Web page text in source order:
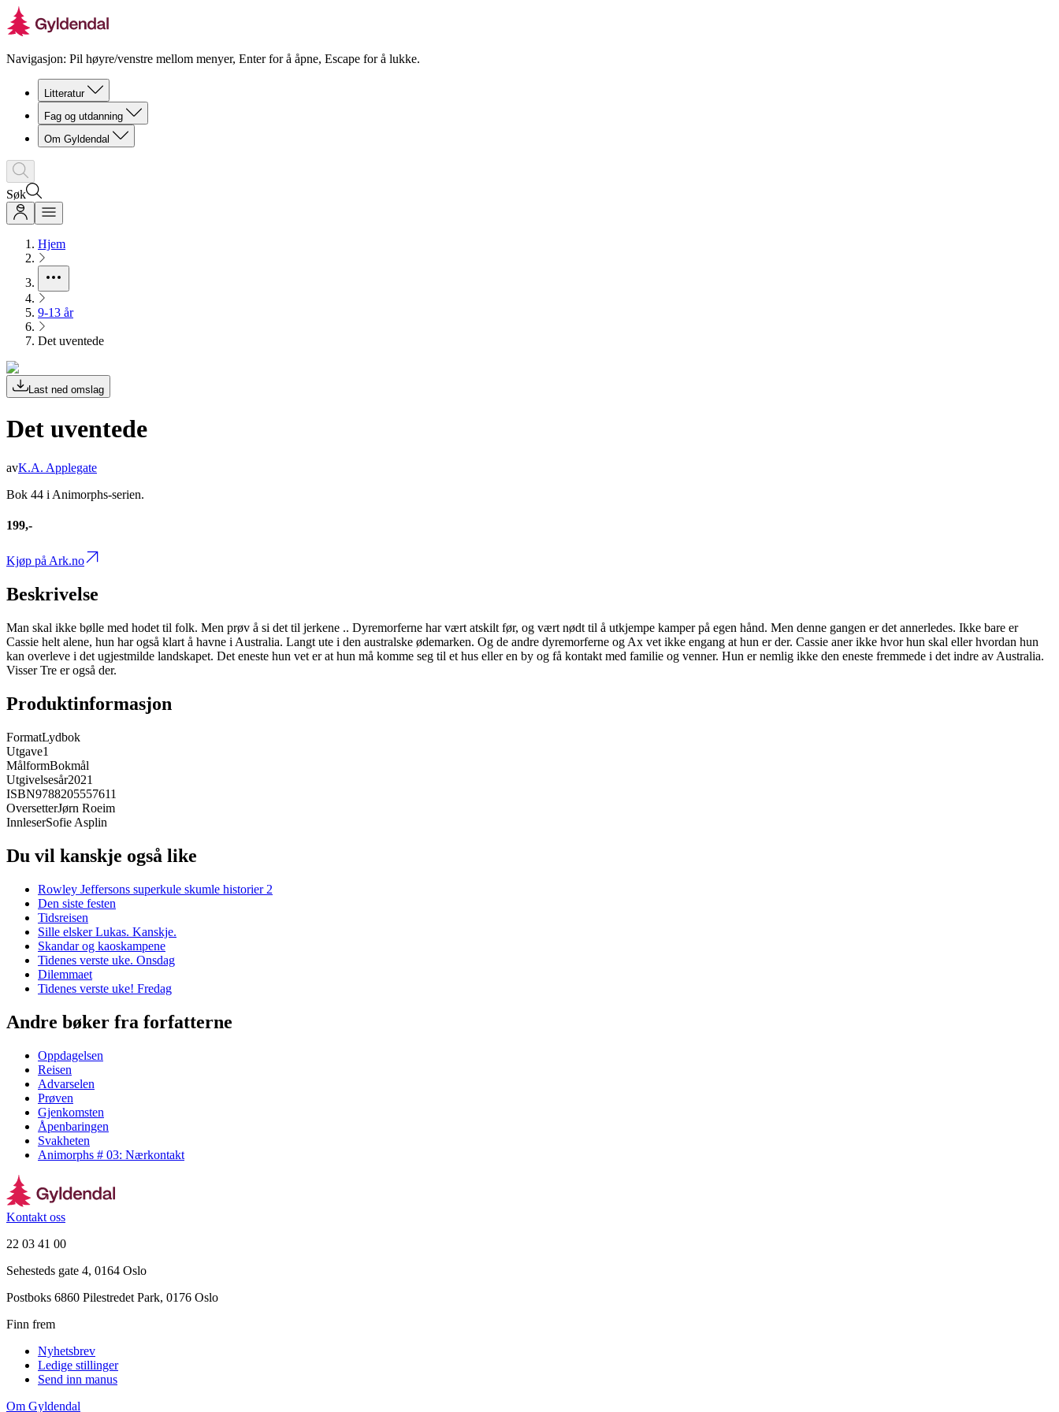
Navigasjon: Pil høyre/venstre mellom menyer, Enter for å åpne, Escape for å lukke.
Litteratur
Fag og utdanning
Om Gyldendal
Søk
Hjem
9-13 år
Det uventede
Last ned omslag
Det uventede
avK.A. Applegate
Bok 44 i Animorphs-serien.
199,-
Kjøp på Ark.no
Beskrivelse
Man skal ikke bølle med hodet til folk. Men prøv å si det til jerkene .. Dyremorferne har vært atskilt før, og vært nødt til å utkjempe kamper på egen hånd. Men denne gangen er det annerledes. Ikke bare er
Cassie helt alene, hun har også klart å havne i Australia. Langt ute i den australske ødemarken. Og de andre dyremorferne og Ax vet ikke engang at hun er der. Cassie aner ikke hvor hun skal eller hvordan hun
kan overleve i det ugjestmilde landskapet. Det eneste hun vet er at hun må komme seg til et hus eller en by og få kontakt med familie og venner. Hun er nemlig ikke den eneste fremmede i det indre av Australia.
Visser Tre er også der.
Produktinformasjon
FormatLydbok
Utgave1
MålformBokmål
Utgivelsesår2021
ISBN9788205557611
OversetterJørn Roeim
InnleserSofie Asplin
Du vil kanskje også like
Rowley Jeffersons superkule skumle historier 2
Den siste festen
Tidsreisen
Sille elsker Lukas. Kanskje.
Skandar og kaoskampene
Tidenes verste uke. Onsdag
Dilemmaet
Tidenes verste uke! Fredag
Andre bøker fra forfatterne
Oppdagelsen
Reisen
Advarselen
Prøven
Gjenkomsten
Åpenbaringen
Svakheten
Animorphs # 03: Nærkontakt
Kontakt oss
22 03 41 00
Sehesteds gate 4, 0164 Oslo
Postboks 6860 Pilestredet Park, 0176 Oslo
Finn frem
Nyhetsbrev
Ledige stillinger
Send inn manus
Om Gyldendal